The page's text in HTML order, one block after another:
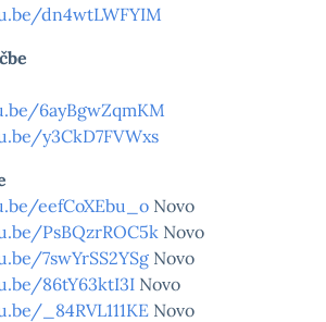
dn4wtLWFYIM
6ayBgwZqmKM
y3CkD7FVWxs
eefCoXEbu_o Novo
PsBQzrROC5k Novo
7swYrSS2YSg Novo
86tY63ktI3I Novo
_84RVL111KE Novo